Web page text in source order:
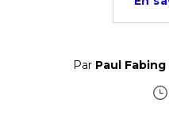
Par Paul Fabing